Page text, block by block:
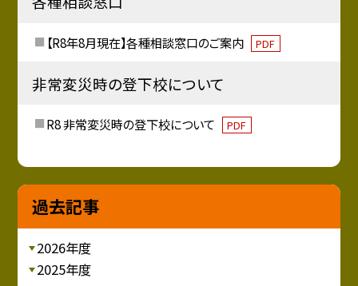
【R8年8月現在】各種相談窓口のご案内 PDF
非常変災時の登下校について
R8 非常変災時の登下校について PDF
過去記事
2026年度
2025年度